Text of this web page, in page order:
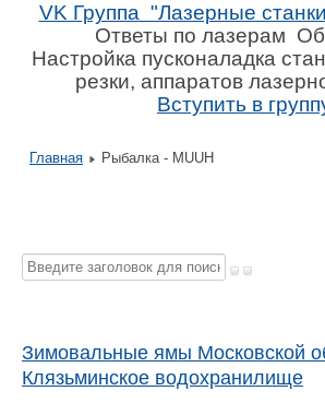
VK Группа "Лазерные
Ответы по лазерам
Настройка пусконаладка
резки, аппаратов
Вступить в
Главная Рыбалка - MUUH
Введите
поиска...
Зимовальные ямы Московской
Клязьминское водохранилище